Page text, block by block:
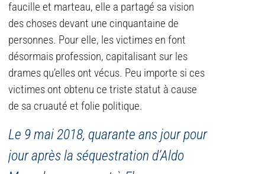
faucille et marteau, elle a partagé sa vision
des choses devant une cinquantaine de
personnes. Pour elle, les victimes en font
désormais profession, capitalisant sur les
drames qu’elles ont vécus. Peu importe si ces
victimes ont obtenu ce triste statut à cause
de sa cruauté et folie politique.
Le 9 mai 2018, quarante ans jour pour
jour après la séquestration d’Aldo